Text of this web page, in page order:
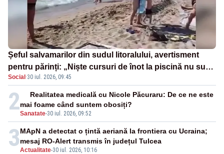
Șeful salvamarilor din sudul litoralului, avertisment
pentru părinți: „Niște cursuri de înot la piscină nu sunt
suficiente”
Social·30 iul. 2026, 09:45
2Sanatate-30 iul. 2026, 09:52
Realitatea medicală cu Nicole Păcuraru: De ce ne este
mai foame când suntem obosiți?
3Actualitate-30 iul. 2026, 10:16
MApN a detectat o țintă aeriană la frontiera cu Ucraina;
mesaj RO-Alert transmis în județul Tulcea